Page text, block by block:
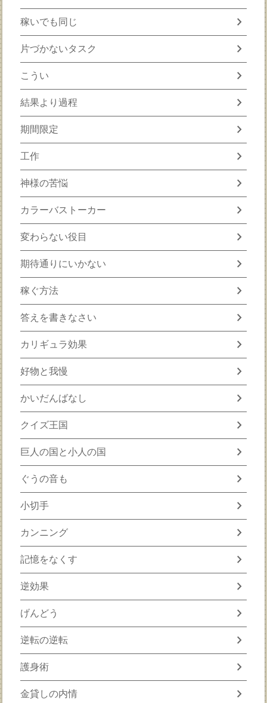
稼いでも同じ chevron_right
片づかないタスク chevron_right
こうい chevron_right
結果より過程 chevron_right
期間限定 chevron_right
工作 chevron_right
神様の苦悩 chevron_right
カラーバストーカー chevron_right
変わらない役目 chevron_right
期待通りにいかない chevron_right
稼ぐ方法 chevron_right
答えを書きなさい chevron_right
カリギュラ効果 chevron_right
好物と我慢 chevron_right
かいだんばなし chevron_right
クイズ王国 chevron_right
巨人の国と小人の国 chevron_right
ぐうの音も chevron_right
小切手 chevron_right
カンニング chevron_right
記憶をなくす chevron_right
逆効果 chevron_right
げんどう chevron_right
逆転の逆転 chevron_right
護身術 chevron_right
金貸しの内情 chevron_right